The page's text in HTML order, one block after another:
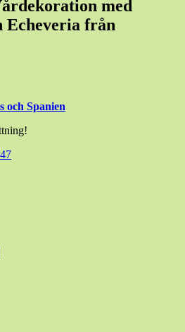
med
Echeveria från
och Spanien